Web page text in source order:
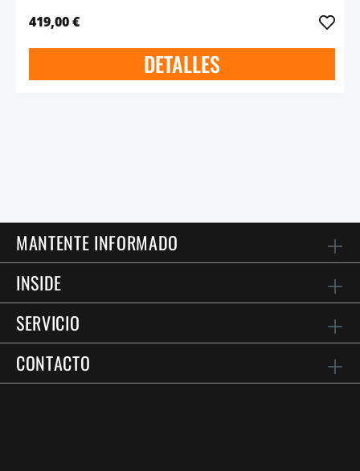
419,00 €
DETALLES
MANTENTE INFORMADO
INSIDE
SERVICIO
CONTACTO